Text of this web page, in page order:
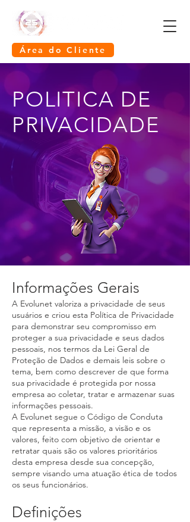
Área do Cliente
POLITICA DE
PRIVACIDADE
Informações Gerais
A Evolunet valoriza a privacidade de seus
usuários e criou esta Política de Privacidade
para demonstrar seu compromisso em
proteger a sua privacidade e seus dados
pessoais, nos termos da Lei Geral de
Proteção de Dados e demais leis sobre o
tema, bem como descrever de que forma
sua privacidade é protegida por nossa
empresa ao coletar, tratar e armazenar suas
informações pessoais.
A Evolunet segue o Código de Conduta
que representa a missão, a visão e os
valores, feito com objetivo de orientar e
retratar quais são os valores prioritários
desta empresa desde sua concepção,
sempre visando uma atuação ética de todos
os seus funcionários.
Definições